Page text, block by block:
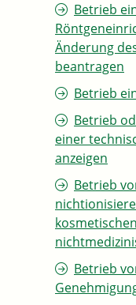
Betrieb
Änderung
beantragen
Betrieb
Betrieb
einer
anzeigen
Betrieb
Betrieb